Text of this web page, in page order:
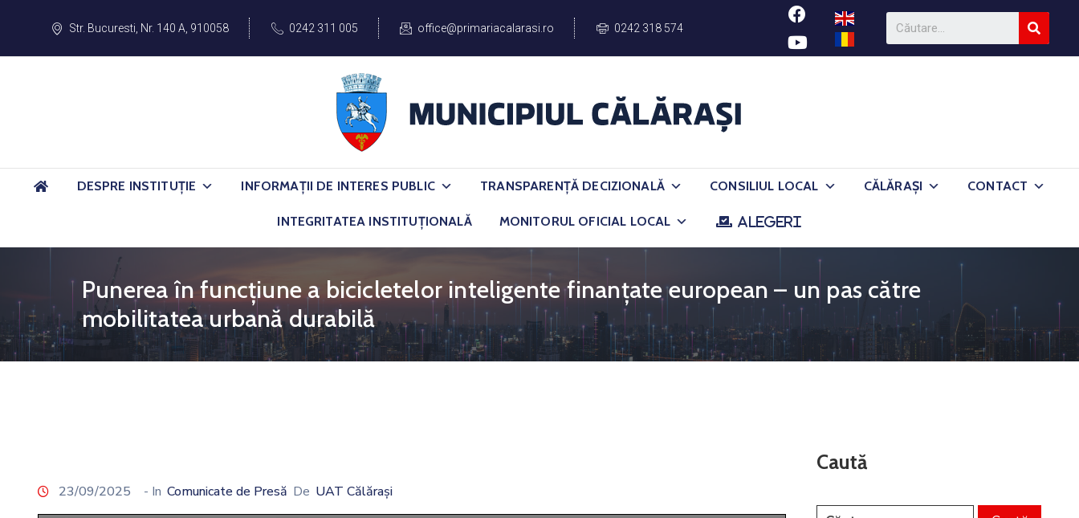
Str. Bucuresti, Nr. 140 A, 910058 0242 311 005 office@primariacalarasi.ro 0242 318 574
DESPRE INSTITUȚIE INFORMAȚII DE INTERES PUBLIC TRANSPARENȚĂ DECIZIONALĂ CONSILIUL LOCAL CĂLĂRAȘI CONTACT
INTEGRITATEA INSTITUȚIONALĂ MONITORUL OFICIAL LOCAL ALEGERI
Punerea în funcţiune a bicicletelor inteligente finanțate european – un pas către
mobilitatea urbană durabilă
23/09/2025 - In Comunicate de Presă De UAT Călărași
Caută